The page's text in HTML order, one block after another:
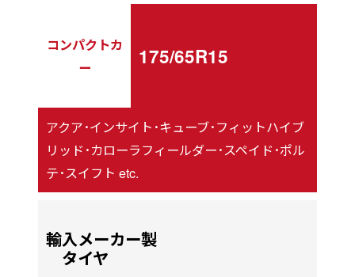
コンパクトカ
ー
175/65R15
アクア･インサイト･キューブ･フィットハイブ
リッド･カローラフィールダー･スペイド･ポル
テ･スイフト etc.
輸入メーカー製
タイヤ